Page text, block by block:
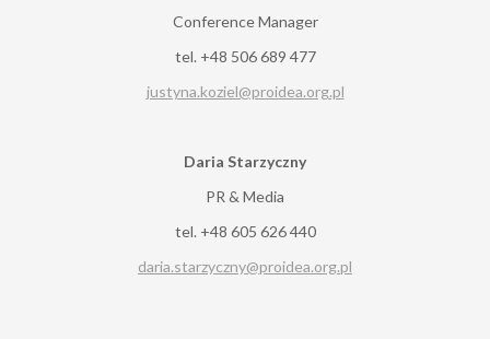
Conference Manager
tel. +48 506 689 477
justyna.koziel@proidea.org.pl
Daria Starzyczny
PR & Media
tel. +48 605 626 440
daria.starzyczny@proidea.org.pl